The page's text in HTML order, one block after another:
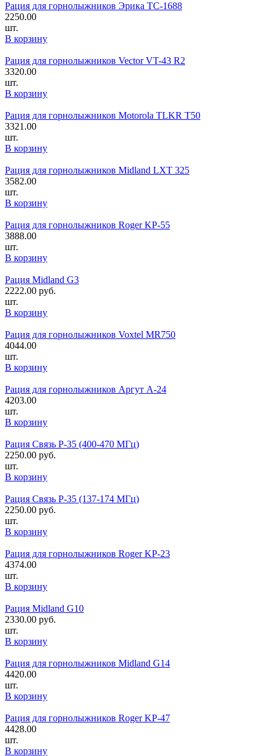
Рация для горнолыжников Эрика TC-1688
2250.00
шт.
В корзину
Рация для горнолыжников Vector VT-43 R2
3320.00
шт.
В корзину
Рация для горнолыжников Motorola TLKR T50
3321.00
шт.
В корзину
Рация для горнолыжников Midland LXT 325
3582.00
шт.
В корзину
Рация для горнолыжников Roger KP-55
3888.00
шт.
В корзину
Рация Midland G3
2222.00 руб.
шт.
В корзину
Рация для горнолыжников Voxtel MR750
4044.00
шт.
В корзину
Рация для горнолыжников Аргут А-24
4203.00
шт.
В корзину
Рация Связь Р-35 (400-470 МГц)
2250.00 руб.
шт.
В корзину
Рация Связь Р-35 (137-174 МГц)
2250.00 руб.
шт.
В корзину
Рация для горнолыжников Roger KP-23
4374.00
шт.
В корзину
Рация Midland G10
2330.00 руб.
шт.
В корзину
Рация для горнолыжников Midland G14
4420.00
шт.
В корзину
Рация для горнолыжников Roger KP-47
4428.00
шт.
В корзину